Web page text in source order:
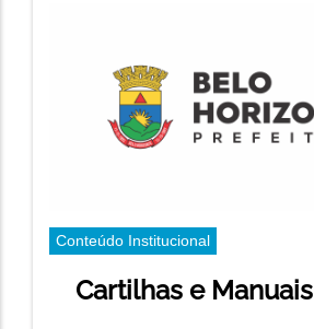
Conteúdo Institucional
Cartilhas e Manuais